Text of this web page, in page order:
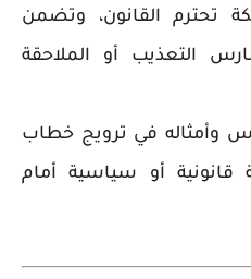
تحترم القانون، وتضمن
التعذيب أو الملاحقة
وأمثاله في ترويج خطاب
قانونية أو سياسيةأمام